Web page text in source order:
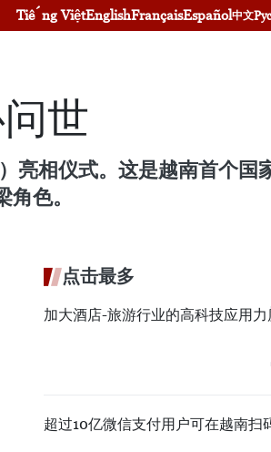
Tiếng ViệtEnglishFrançaisEspañol中文
世
亮相仪式。这是越南首个国
色。
点击最多
加大酒店-旅游行业的高科技应用力
超过10亿微信支付用户可在越南扫